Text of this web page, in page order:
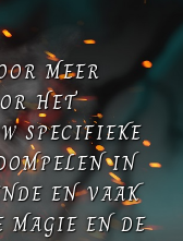
MEER
HET
SPECIFIEKE
IN
EN VAAK
MAGIE EN DE